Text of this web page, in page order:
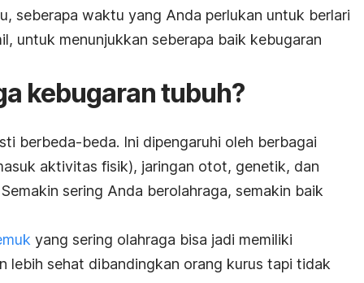
seberapa waktu yang Anda perlukan untuk berlari
untuk menunjukkan seberapa baik kebugaran
kebugaran tubuh?
berbeda-beda. Ini dipengaruhi oleh berbagai
aktivitas fisik), jaringan otot, genetik, dan
sering Anda berolahraga, semakin baik
yang sering olahraga bisa jadi memiliki
lebih sehat dibandingkan orang kurus tapi tidak